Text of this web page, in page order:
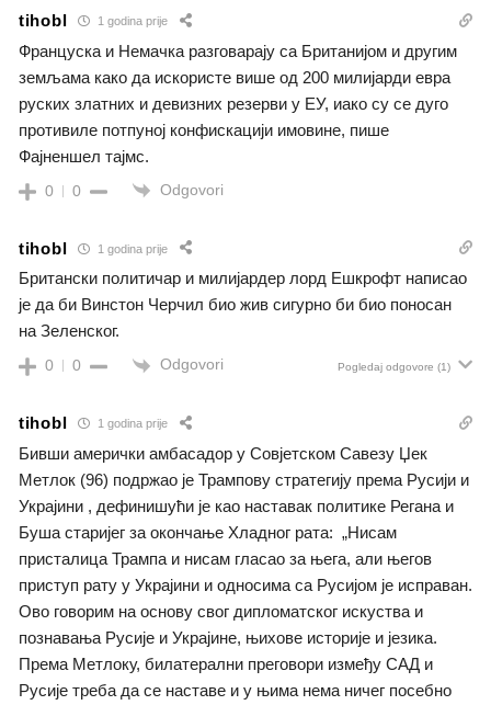
tihobl 1 godina prije
Француска и Немачка разговарају са Британијом и другим
земљама како да искористе више од 200 милијарди евра
руских златних и девизних резерви у ЕУ, иако су се дуго
противиле потпуној конфискацији имовине, пише
Фајненшел тајмс.
0 0 Odgovori
tihobl 1 godina prije
Британски политичар и милијардер лорд Ешкрофт написао
јe да би Винстон Черчил био жив сигурно би био поносан
на Зеленског.
0 0 Odgovori Pogledaj odgovore (1)
tihobl 1 godina prije
Бивши амерички амбасадор у Совјетском Савезу Џек
Метлок (96) подржао је Трампову стратегију према Русији и
Украјини , дефинишући је као наставак политике Регана и
Буша старијег за окончање Хладног рата: „Нисам
присталица Трампа и нисам гласао за њега, али његов
приступ рату у Украјини и односима са Русијом је исправан.
Ово говорим на основу свог дипломатског искуства и
познавања Русије и Украјине, њихове историје и језика.
Према Метлоку, билатерални преговори између САД и
Русије треба да се наставе и у њима нема ничег посебно